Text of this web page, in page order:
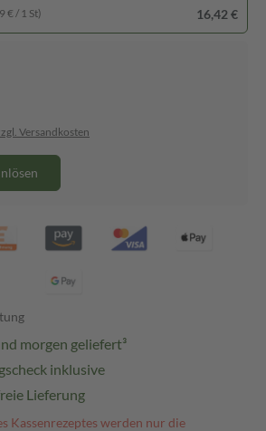
€ / 1 St) 16,42 €
Versandkosten
morgen geliefert³
inklusive
Lieferung
Kassenrezeptes werden nur die